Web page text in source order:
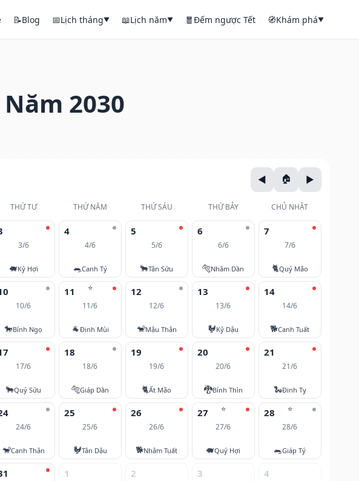
📝Blog 📅Lịch tháng▼ 📖Lịch năm▼ 🧧Đếm ngược Tết 🧭Khám phá▼
2030
THỨ TƯ THỨ NĂM THỨ SÁU THỨ BẢY
CHỦ NHẬT
3/6
🐖Kỷ Hợi
4
4/6
🐀Canh Tý
5
5/6
🐂Tân Sửu
6
6/6
🐅Nhâm Dần
7
7/6
🐈Quý Mão
10/6
🐎Bính Ngọ
⭐
11
11/6
🐐Đinh Mùi
12
12/6
🐒Mậu Thân
13
13/6
🐓Kỷ Dậu
14
14/6
🐕Canh Tuất
17/6
🐂Quý Sửu
18
18/6
🐅Giáp Dần
19
19/6
🐈Ất Mão
20
20/6
🐉Bính Thìn
21
21/6
🐍Đinh Tỵ
24/6
🐒Canh Thân
25
25/6
🐓Tân Dậu
26
26/6
🐕Nhâm Tuất
⭐
27
27/6
🐖Quý Hợi
⭐
28
28/6
🐀Giáp Tý
1 2 3 4